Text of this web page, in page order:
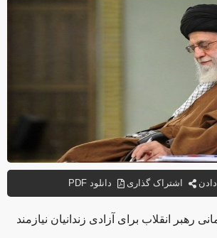
رهبر انقلاب برای آزادی زندانیان نیازمند
اشتراک گذاری دانلود PDF